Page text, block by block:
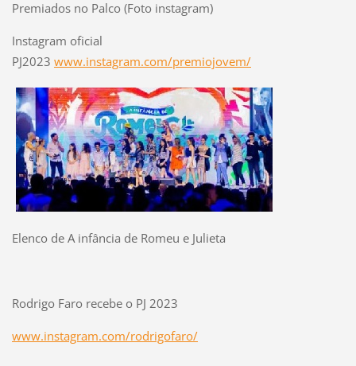
Premiados no Palco (Foto instagram)
Instagram oficial
PJ2023 www.instagram.com/premiojovem/
Elenco de A infância de Romeu e Julieta
Rodrigo Faro recebe o PJ 2023
www.instagram.com/rodrigofaro/